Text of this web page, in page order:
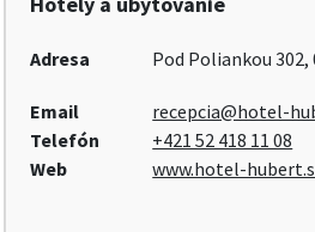
Adresa Pod Poliankou 302,
Email
recepcia@hotel-
Telefón
+421 52 418 11 08
Web
www.hotel-